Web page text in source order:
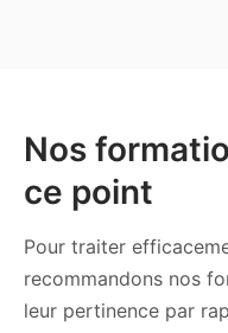
Nos
ce point
Pour traiter
recommandons nos
leur pertinence par